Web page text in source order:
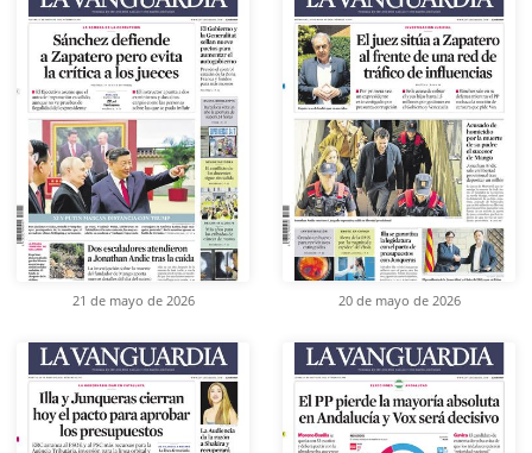
21 de mayo de 2026 20 de mayo de 2026